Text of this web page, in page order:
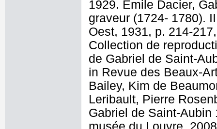
1929. Émile Dacier,
graveur (1724- 1780).
Oest, 1931, p. 214-
Collection de
de Gabriel de Saint-
in Revue des Beaux-
Bailey, Kim de
Leribault, Pierre
Gabriel de Saint-
musée du Louvre,